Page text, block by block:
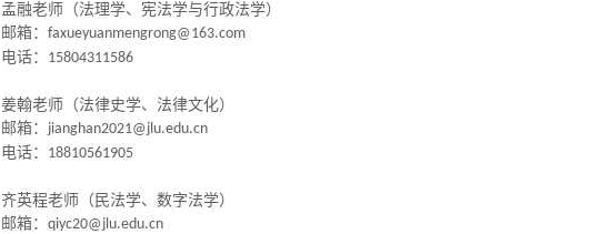
孟融老师（法理学、宪法学与行政法学）
邮箱： faxueyuanmengrong@163.com
电话： 15804311586
姜翰老师（法律史学、法律文化）
邮箱： jianghan2021@jlu.edu.cn
电话： 18810561905
齐英程老师（民法学、数字法学）
邮箱： qiyc20@jlu.edu.cn